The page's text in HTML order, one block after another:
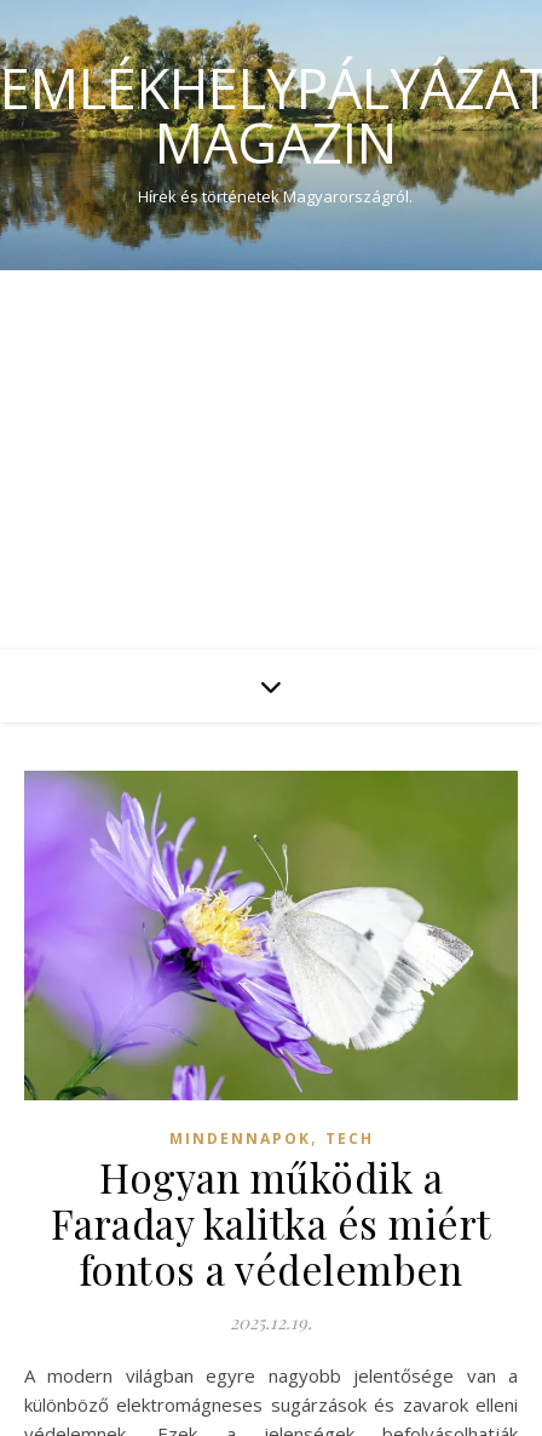
MAGAZIN
Hírek és történetek Magyarországról.
MINDENNAPOK, TECH
Hogyan működik a
Faraday kalitka és miért
fontos a védelemben
2025.12.19.
A modern világban egyre nagyobb jelentősége van a
különböző elektromágneses sugárzások és zavarok elleni